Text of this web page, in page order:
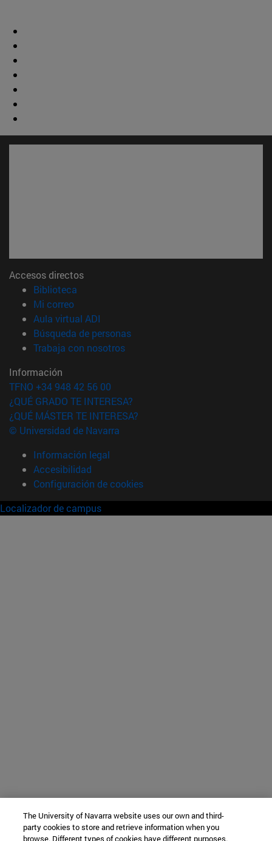
Accesos directos
Biblioteca
Mi correo(abre en nueva ventana)
Aula virtual ADI
Búsqueda de personas(abre en nueva ventana)
Trabaja con nosotros(abre en nueva ventana)
Información
TFNO +34 948 42 56 00
¿QUÉ GRADO TE INTERESA?
¿QUÉ MÁSTER TE INTERESA?
© Universidad de Navarra
Información legal
Accesibilidad
Configuración de cookies
Localizador de campus
The University of Navarra website uses our own and third-
party cookies to store and retrieve information when you
browse. Different types of cookies have different purposes.